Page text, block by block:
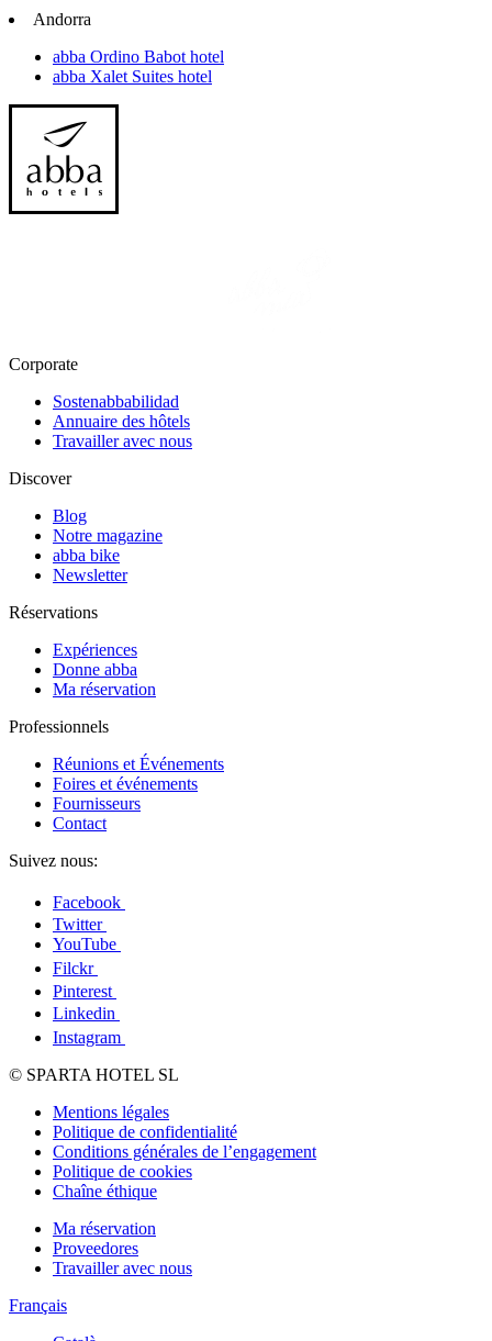
Andorra
abba Ordino Babot hotel
abba Xalet Suites hotel
Corporate
Sostenabbabilidad
Annuaire des hôtels
Travailler avec nous
Discover
Blog
Notre magazine
abba bike
Newsletter
Réservations
Expériences
Donne abba
Ma réservation
Professionnels
Réunions et Événements
Foires et événements
Fournisseurs
Contact
Suivez nous:
Facebook
Twitter
YouTube
Filckr
Pinterest
Linkedin
Instagram
© SPARTA HOTEL SL
Mentions légales
Politique de confidentialité
Conditions générales de l’engagement
Politique de cookies
Chaîne éthique
Ma réservation
Proveedores
Travailler avec nous
Français